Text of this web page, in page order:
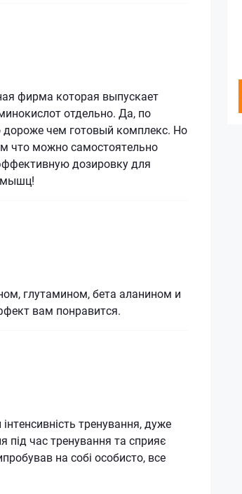
фирма которая выпускает
отдельно. Да, по
дороже чем готовый комплекс. Но
что можно самостоятельно
дозировку для
мышц!
глутамином, бета аланином и
вам понравится.
тренування, дуже
під час тренування та сприяє
на собі особисто, все